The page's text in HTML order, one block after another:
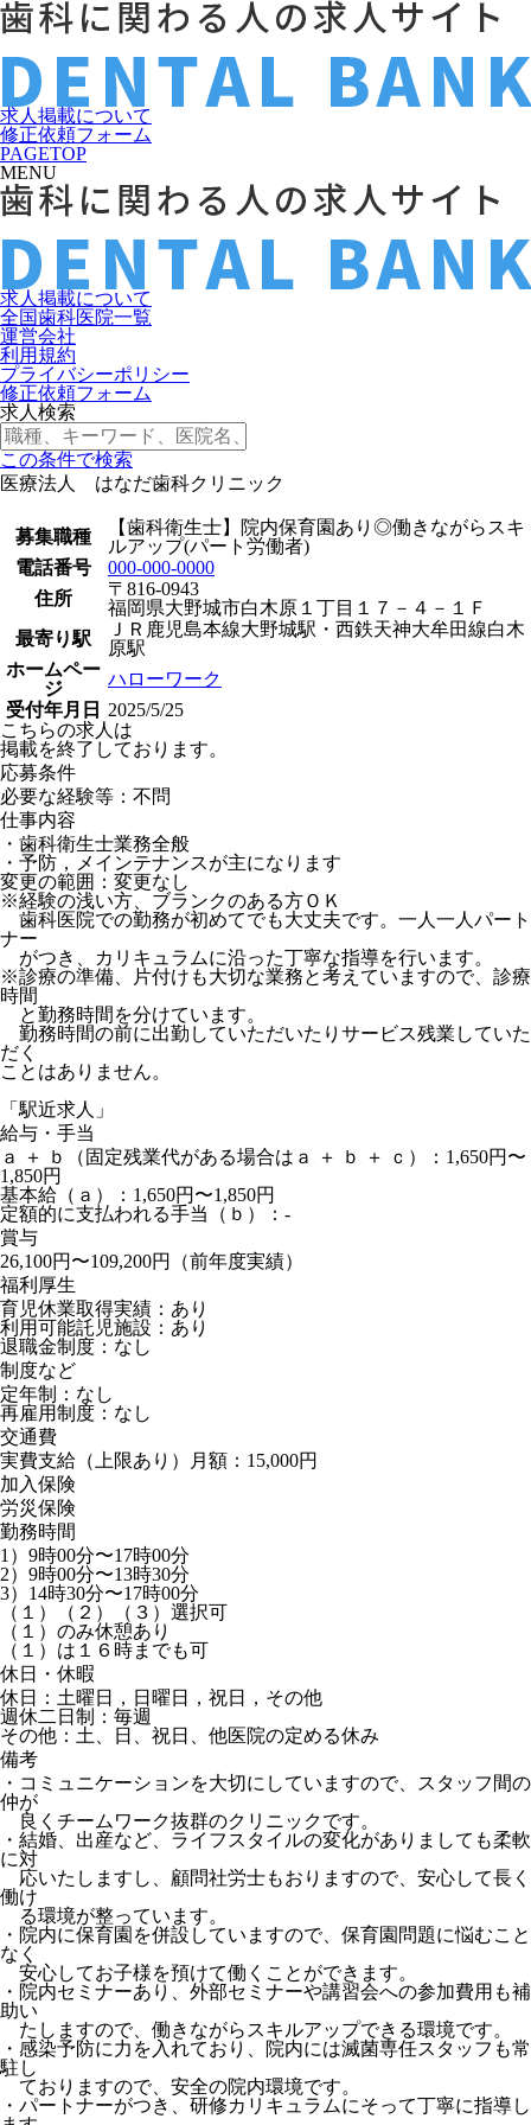
求人掲載について
修正依頼フォーム
PAGETOP
MENU
求人掲載について
全国歯科医院一覧
運営会社
利用規約
プライバシーポリシー
修正依頼フォーム
求人検索
この条件で検索
医療法人 はなだ歯科クリニック
募集職種
【歯科衛生士】院内保育園あり◎働きながらスキ
ルアップ(パート労働者)
電話番号
000-000-0000
住所
〒816-0943
福岡県大野城市白木原１丁目１７－４－１Ｆ
最寄り駅
ＪＲ鹿児島本線大野城駅・西鉄天神大牟田線白木
原駅
ホームペー
ジ
ハローワーク
受付年月日
2025/5/25
こちらの求人は
掲載を終了しております。
応募条件
必要な経験等：不問
仕事内容
・歯科衛生士業務全般
・予防，メインテナンスが主になります
変更の範囲：変更なし
※経験の浅い方、ブランクのある方ＯＫ
歯科医院での勤務が初めてでも大丈夫です。一人一人パート
ナー
がつき、カリキュラムに沿った丁寧な指導を行います。
※診療の準備、片付けも大切な業務と考えていますので、診療
時間
と勤務時間を分けています。
勤務時間の前に出勤していただいたりサービス残業していた
だく
ことはありません。
「駅近求人」
給与・手当
ａ ＋ ｂ（固定残業代がある場合はａ ＋ ｂ ＋ ｃ）：1,650円〜
1,850円
基本給（ａ）：1,650円〜1,850円
定額的に支払われる手当（ｂ）：-
賞与
26,100円〜109,200円（前年度実績）
福利厚生
育児休業取得実績：あり
利用可能託児施設：あり
退職金制度：なし
制度など
定年制：なし
再雇用制度：なし
交通費
実費支給（上限あり）月額：15,000円
加入保険
労災保険
勤務時間
1）9時00分〜17時00分
2）9時00分〜13時30分
3）14時30分〜17時00分
（１）（２）（３）選択可
（１）のみ休憩あり
（１）は１６時までも可
休日・休暇
休日：土曜日，日曜日，祝日，その他
週休二日制：毎週
その他：土、日、祝日、他医院の定める休み
備考
・コミュニケーションを大切にしていますので、スタッフ間の
仲が
良くチームワーク抜群のクリニックです。
・結婚、出産など、ライフスタイルの変化がありましても柔軟
に対
応いたしますし、顧問社労士もおりますので、安心して長く
働け
る環境が整っています。
・院内に保育園を併設していますので、保育園問題に悩むこと
なく
安心してお子様を預けて働くことができます。
・院内セミナーあり、外部セミナーや講習会への参加費用も補
助い
たしますので、働きながらスキルアップできる環境です。
・感染予防に力を入れており、院内には滅菌専任スタッフも常
駐し
ておりますので、安全の院内環境です。
・パートナーがつき、研修カリキュラムにそって丁寧に指導し